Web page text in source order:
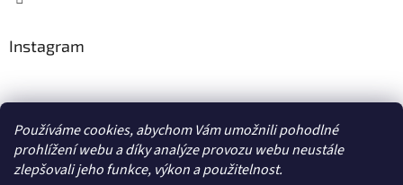
Používáme cookies, abychom Vám umožnili pohodlné
prohlížení webu a díky analýze provozu webu neustále
zlepšovali jeho funkce, výkon a použitelnost.
Instagram